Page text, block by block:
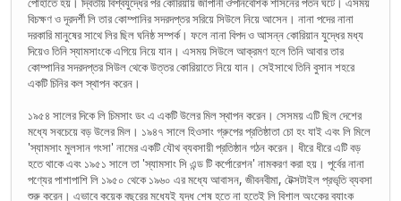
বিচক্ষণ ও দূরদর্শী লি তার কোম্পানির সদরদপ্তর সরিয়ে সিউলে নিয়ে আসেন। নানা পদের নানা
দরকারি মানুষের সাথে লির ছিল ঘনিষ্ঠ সম্পর্ক। ফলে নানা বিপদ ও আসন্ন কোরিয়ান যুদ্ধের মধ্য
দিয়েও তিনি স্যামসাংকে এগিয়ে নিয়ে যান। এসময় সিউলে আক্রমণ হলে তিনি আবার তার
কোম্পানির সদরদপ্তর সিউল থেকে উত্তর কোরিয়াতে নিয়ে যান। সেইসাথে তিনি বুসান শহরে
একটি চিনির কল স্থাপন করেন।
১৯৫৪ সালের দিকে লি চিমসাং ডং এ একটি উলের মিল স্থাপন করেন। সেসময় এটি ছিল দেশের
মধ্যে সবচেয়ে বড় উলের মিল। ১৯৪৭ সালে হিওসাং গ্রুপের প্রতিষ্ঠাতা চো হং যাই এবং লি মিলে
'স্যামসাং মুলসান গংসা' নামের একটি যৌথ ব্যবসায়ী প্রতিষ্ঠান গঠন করেন। ধীরে ধীরে এটি বড়
হতে থাকে এবং ১৯৫১ সালে তা 'স্যামসাং সি এন্ড টি কর্পোরেশন' নামকরণ করা হয়। পূর্বের নানা
পণ্যের পাশাপাশি লি ১৯৫০ থেকে ১৯৬০ এর মধ্যে আবাসন, জীবনবীমা, টেক্সটাইল প্রভৃতি ব্যবসা
শুরু করেন। এভাবে কয়েক বছরের মধ্যেই যুদ্ধ শেষ হতে না হতেই লি বিশাল অংকের ব্যাংক